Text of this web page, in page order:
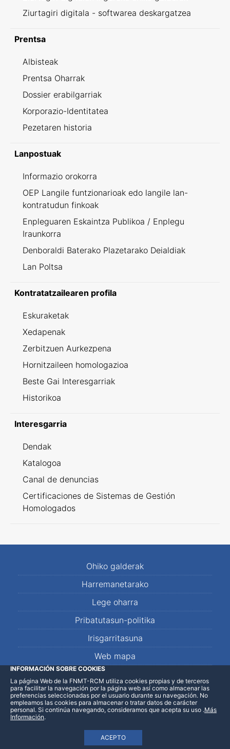
Ziurtagiri digitala - softwarea deskargatzea
Prentsa
Albisteak
Prentsa Oharrak
Dossier erabilgarriak
Korporazio-Identitatea
Pezetaren historia
Lanpostuak
Informazio orokorra
OEP Langile funtzionarioak edo langile lan-
kontratudun finkoak
Enpleguaren Eskaintza Publikoa / Enplegu
Iraunkorra
Denboraldi Baterako Plazetarako Deialdiak
Lan Poltsa
Kontratatzailearen profila
Eskuraketak
Xedapenak
Zerbitzuen Aurkezpena
Hornitzaileen homologazioa
Beste Gai Interesgarriak
Historikoa
Interesgarria
Dendak
Katalogoa
Canal de denuncias
Certificaciones de Sistemas de Gestión
Homologados
Ohiko galderak
Harremanetarako
Lege oharra
Pribatutasun-politika
Irisgarritasuna
Web mapa
LinkedInFacebookWhatsApp
INFORMACIÓN SOBRE COOKIES
La página Web de la FNMT-RCM utiliza cookies propias y de terceros
para facilitar la navegación por la página web así como almacenar las
preferencias seleccionadas por el usuario durante su navegación. No
empleamos las cookies para almacenar o tratar datos de carácter
personal. Si continúa navegando, consideramos que acepta su uso
ACEPTO
.Más
Información.